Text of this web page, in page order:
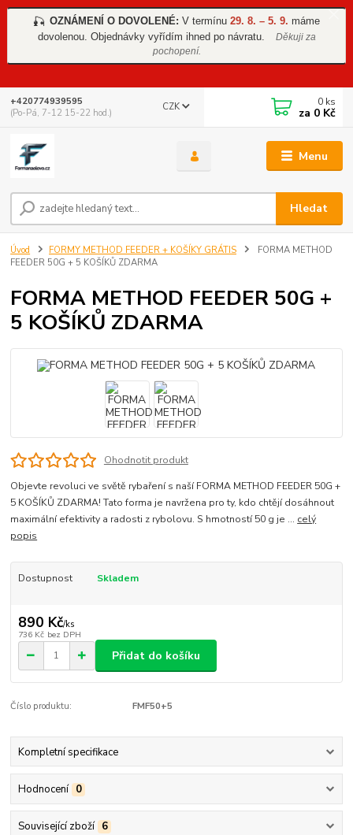
🎣 OZNÁMENÍ O DOVOLENÉ: V termínu 29. 8. – 5. 9. máme
dovolenou. Objednávky vyřídím ihned po návratu.
Děkuji za
pochopení.
Menu
CZK
Hledat
+420774939595
(Po-Pá, 7-12 15-22 hod.)
0 ks
za 0 Kč
Úvod FORMY METHOD FEEDER + KOŠÍKY GRÁTIS
FORMA METHOD
FEEDER 50G + 5 KOŠÍKŮ ZDARMA
FORMA METHOD FEEDER 50G +
5 KOŠÍKŮ ZDARMA
Ohodnotit produkt
Objevte revoluci ve světě rybaření s naší FORMA METHOD FEEDER 50G +
5 KOŠÍKŮ ZDARMA! Tato forma je navržena pro ty, kdo chtějí dosáhnout
maximální efektivity a radosti z rybolovu. S hmotností 50 g je ... celý
popis
Dostupnost Skladem
890 Kč/ks
736 Kč bez DPH
Přidat do košíku
Číslo produktu: FMF50+5
Kompletní specifikace
Hodnocení 0
Související zboží 6